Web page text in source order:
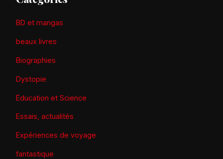
BD et mangas
beaux livres
Biographies
Dystopie
Éducation et Science
Essais, actualités
Expériences de voyage
fantastique